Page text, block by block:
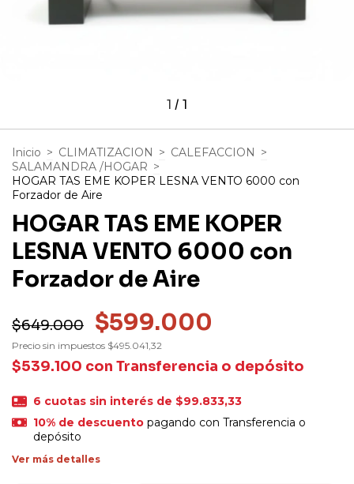
1 / 1
Inicio > CLIMATIZACION > CALEFACCION >
SALAMANDRA /HOGAR >
HOGAR TAS EME KOPER LESNA VENTO 6000 con
Forzador de Aire
HOGAR TAS EME KOPER
LESNA VENTO 6000 con
Forzador de Aire
$649.000 $599.000
Precio sin impuestos $495.041,32
$539.100 con Transferencia o depósito
6 cuotas sin interés de $99.833,33
10% de descuentopagando con Transferencia o
depósito
Ver más detalles